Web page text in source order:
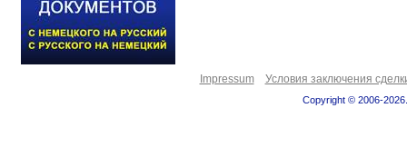
Impressum Условия заключения
Copyright © 2006-